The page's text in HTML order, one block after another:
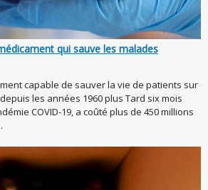
qui sauve les malades
capable de sauver la vie de patients sur
depuis les années 1960 plus Tard six mois
COVID-19, a coûté plus de 450 millions